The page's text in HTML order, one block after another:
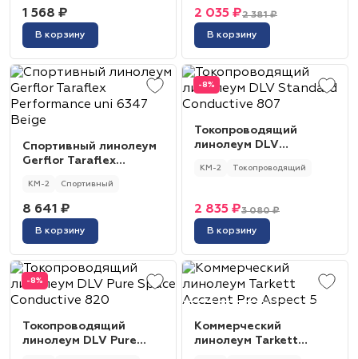
1 568 ₽
В корзину
2 381 ₽
2 035 ₽
В корзину
Спортивный линолеум
Gerflor Taraflex
Beige
КМ-2 Спортивный
8 641 ₽
В корзину
-8%
Токопроводящий
линолеум DLV
807
КМ-2 Токопроводящий
3 080 ₽
2 835 ₽
В корзину
-8%
Токопроводящий
линолеум DLV Pure
Коммерческий
линолеум Tarkett